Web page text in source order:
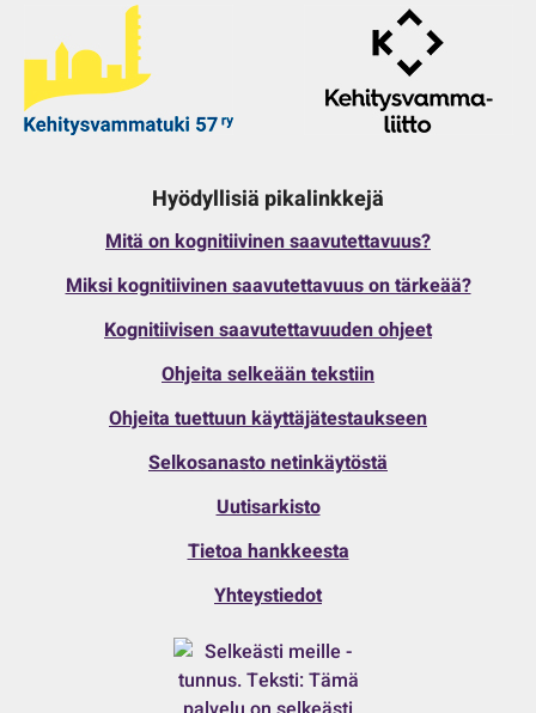
Hyödyllisiä pikalinkkejä
Mitä on kognitiivinen saavutettavuus?
Miksi kognitiivinen saavutettavuus on tärkeää?
Kognitiivisen saavutettavuuden ohjeet
Ohjeita selkeään tekstiin
Ohjeita tuettuun käyttäjätestaukseen
Selkosanasto netinkäytöstä
Uutisarkisto
Tietoa hankkeesta
Yhteystiedot